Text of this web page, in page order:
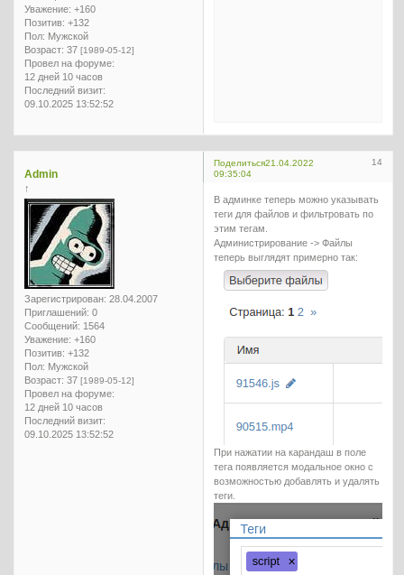
Уважение: +160
Позитив: +132
Пол: Мужской
Возраст: 37 [1989-05-12]
Провел на форуме:
12 дней 10 часов
Последний визит:
09.10.2025 13:52:52
Поделиться 14
21.04.2022
09:35:04
Admin
↑
Зарегистрирован: 28.04.2007
Приглашений: 0
Сообщений: 1564
Уважение: +160
Позитив: +132
Пол: Мужской
Возраст: 37 [1989-05-12]
Провел на форуме:
12 дней 10 часов
Последний визит:
09.10.2025 13:52:52
В админке теперь можно указывать
теги для файлов и фильтровать по
этим тегам.
Администрирование -> Файлы
теперь выглядят примерно так:
При нажатии на карандаш в поле
тега появляется модальное окно с
возможностью добавлять и удалять
теги.